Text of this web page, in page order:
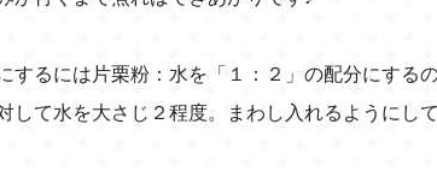
するには片栗粉：水を「１：２」の配分にする
して水を大さじ２程度。まわし入れるようにし